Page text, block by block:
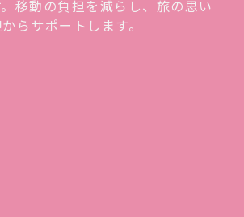
移動の負担を減らし、旅の思い
らサポートします。